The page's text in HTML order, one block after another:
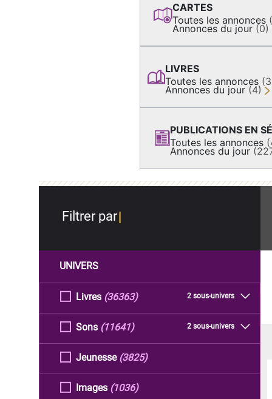
CARTES
Toutes les annonces
Annonces du jour (0)
LIVRES
Toutes les annonces
Annonces du jour (4)
PUBLICATIONS EN
Toutes les annonces
Annonces du jour
Filtrer par
UNIVERS
Livres 2 sous-univers
(36363)
Sons 2 sous-univers
(11641)
Jeunesse (3825)
Images (1036)